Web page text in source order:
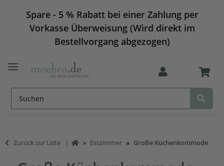
Spare - 5 % Rabatt bei einer Zahlung per
Vorkasse Überweisung (Wird direkt im
Bestellvorgang abgezogen)
Zurück zur Liste Esszimmer Große Küchenkommode